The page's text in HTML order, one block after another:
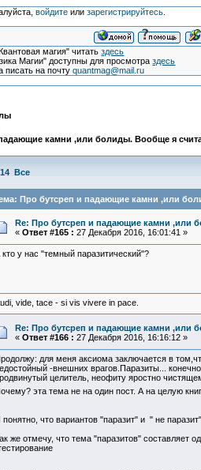
войдитеили зарегистрируйтесь.
магия" читатьздесь
Магии" доступны для просмотраздесь
писать на почтуquantmag@mail.ru
камни ,или болиды. Вообще я
14 Все
Про бутсреп и падающие камни ,или
Re: Про бутсреп и падающие камни ,или
« Ответ #165 : 27 Декабря 2016, 16:01:41 »
кто у нас "темный паразитический"?
vide, tace - si vis vivere in pace.
Re: Про бутсреп и падающие камни ,или
« Ответ #166 : 27 Декабря 2016, 16:16:12 »
для меня аксиома заключается в
-внешних врагов.Паразиты...
целитель, неофиту яростно
эта тема не на один пост. А на целую
понятно, что вариантов "паразит" и " не
же отмечу, что тема "паразитов" составляет